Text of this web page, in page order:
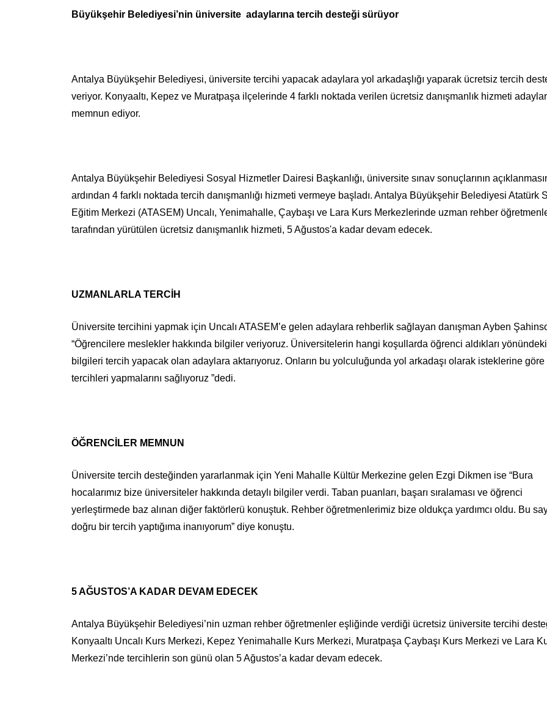
Büyükşehir Belediyesi’nin üniversite adaylarına tercih desteği sürüyor
Antalya Büyükşehir Belediyesi, üniversite tercihi yapacak adaylara yol arkadaşlığı yaparak ücretsiz tercih
veriyor. Konyaaltı, Kepez ve Muratpaşa ilçelerinde 4 farklı noktada verilen ücretsiz danışmanlık hizmeti
memnun ediyor.
Antalya Büyükşehir Belediyesi Sosyal Hizmetler Dairesi Başkanlığı, üniversite sınav sonuçlarının
ardından 4 farklı noktada tercih danışmanlığı hizmeti vermeye başladı. Antalya Büyükşehir Belediyesi Atatürk
Eğitim Merkezi (ATASEM) Uncalı, Yenimahalle, Çaybaşı ve Lara Kurs Merkezlerinde uzman rehber
tarafından yürütülen ücretsiz danışmanlık hizmeti, 5 Ağustos'a kadar devam edecek.
UZMANLARLA TERCİH
Üniversite tercihini yapmak için Uncalı ATASEM’e gelen adaylara rehberlik sağlayan danışman Ayben
“Öğrencilere meslekler hakkında bilgiler veriyoruz. Üniversitelerin hangi koşullarda öğrenci aldıkları yönündeki
bilgileri tercih yapacak olan adaylara aktarıyoruz. Onların bu yolculuğunda yol arkadaşı olarak isteklerine göre
tercihleri yapmalarını sağlıyoruz ”dedi.
ÖĞRENCİLER MEMNUN
Üniversite tercih desteğinden yararlanmak için Yeni Mahalle Kültür Merkezine gelen Ezgi Dikmen ise “Bura
hocalarımız bize üniversiteler hakkında detaylı bilgiler verdi. Taban puanları, başarı sıralaması ve öğrenci
yerleştirmede baz alınan diğer faktörlerü konuştuk. Rehber öğretmenlerimiz bize oldukça yardımcı oldu. Bu
doğru bir tercih yaptığıma inanıyorum” diye konuştu.
5 AĞUSTOS’A KADAR DEVAM EDECEK
Antalya Büyükşehir Belediyesi’nin uzman rehber öğretmenler eşliğinde verdiği ücretsiz üniversite tercihi
Konyaaltı Uncalı Kurs Merkezi, Kepez Yenimahalle Kurs Merkezi, Muratpaşa Çaybaşı Kurs Merkezi ve Lara
Merkezi’nde tercihlerin son günü olan 5 Ağustos’a kadar devam edecek.